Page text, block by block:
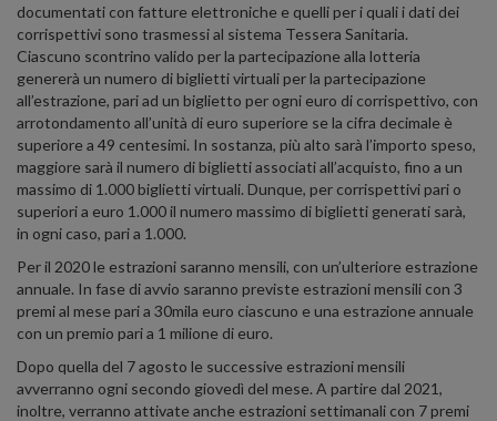
documentati con fatture elettroniche e quelli per i quali i dati dei
corrispettivi sono trasmessi al sistema Tessera Sanitaria.
Ciascuno scontrino valido per la partecipazione alla lotteria
genererà un numero di biglietti virtuali per la partecipazione
all’estrazione, pari ad un biglietto per ogni euro di corrispettivo, con
arrotondamento all’unità di euro superiore se la cifra decimale è
superiore a 49 centesimi. In sostanza, più alto sarà l’importo speso,
maggiore sarà il numero di biglietti associati all’acquisto, fino a un
massimo di 1.000 biglietti virtuali. Dunque, per corrispettivi pari o
superiori a euro 1.000 il numero massimo di biglietti generati sarà,
in ogni caso, pari a 1.000.
Per il 2020 le estrazioni saranno mensili, con un’ulteriore estrazione
annuale. In fase di avvio saranno previste estrazioni mensili con 3
premi al mese pari a 30mila euro ciascuno e una estrazione annuale
con un premio pari a 1 milione di euro.
Dopo quella del 7 agosto le successive estrazioni mensili
avverranno ogni secondo giovedì del mese. A partire dal 2021,
inoltre, verranno attivate anche estrazioni settimanali con 7 premi